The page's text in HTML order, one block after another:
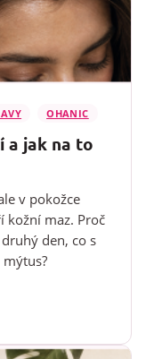
OHANIC
a jak na to
v pokožce
kožní maz. Proč
den, co s